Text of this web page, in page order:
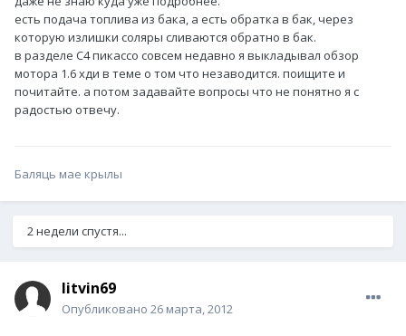
есть подача топлива из бака, а есть обратка в бак, через
которую излишки соляры сливаются обратно в бак.
в разделе С4 пикассо совсем недавно я выкладывал обзор
мотора 1.6 хди в теме о том что незаводится. поищите и
почитайте. а потом задавайте вопросы что не понятно я с
радостью отвечу.
Баляць мае крылы
2 недели спустя...
litvin69
Опубликовано 26 марта, 2012